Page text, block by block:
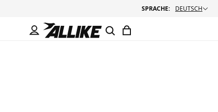
SPRACHE: DEUTSCH